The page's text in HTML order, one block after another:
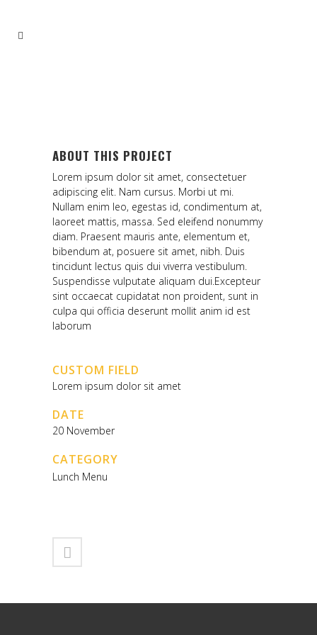
ABOUT THIS PROJECT
Lorem ipsum dolor sit amet, consectetuer
adipiscing elit. Nam cursus. Morbi ut mi.
Nullam enim leo, egestas id, condimentum at,
laoreet mattis, massa. Sed eleifend nonummy
diam. Praesent mauris ante, elementum et,
bibendum at, posuere sit amet, nibh. Duis
tincidunt lectus quis dui viverra vestibulum.
Suspendisse vulputate aliquam dui.Excepteur
sint occaecat cupidatat non proident, sunt in
culpa qui officia deserunt mollit anim id est
laborum
CUSTOM FIELD
Lorem ipsum dolor sit amet
DATE
20 November
CATEGORY
Lunch Menu